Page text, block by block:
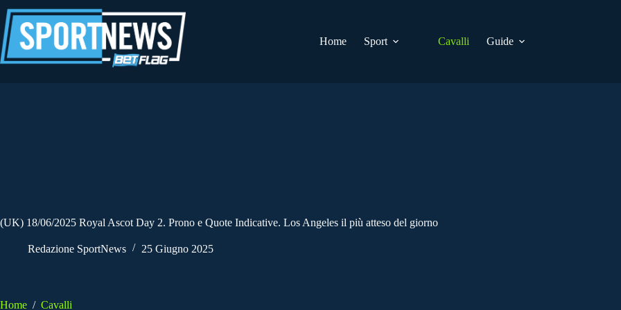
al
contenuto
Home
Sport Cavalli Guide
(UK) 18/06/2025 Royal Ascot Day 2. Prono e Quote Indicative. Los Angeles il più atteso del giorno
Redazione SportNews 25 Giugno 2025
Home / Cavalli